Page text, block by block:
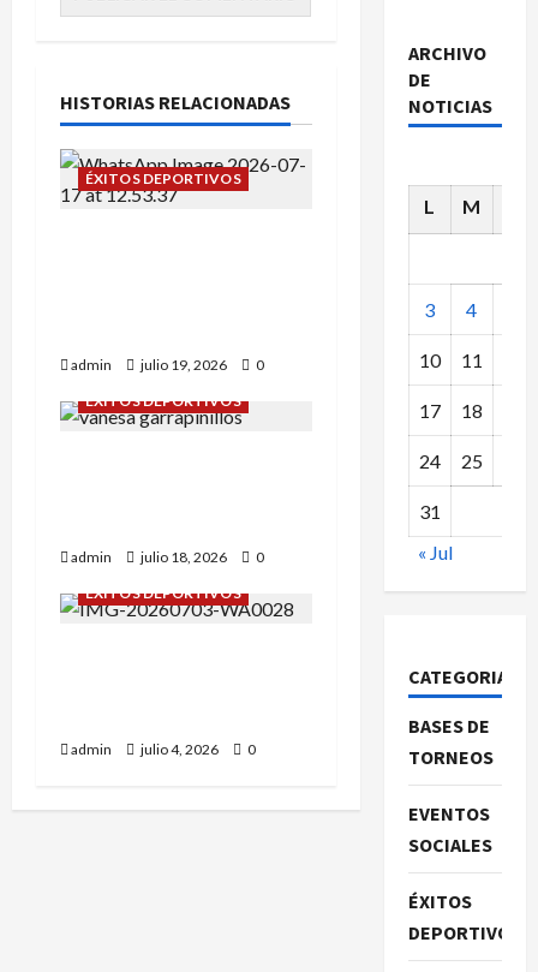
HISTORIAS RELACIONADAS
ÉXITOS DEPORTIVOS
admin julio 19, 2026
0
ÉXITOS DEPORTIVOS
admin julio 18, 2026
0
ÉXITOS DEPORTIVOS
admin julio 4, 2026 0
ARCHIVO
DE
NOTICIAS
L M
3 4
10 11
17 18
24 25
31
« Jul
CATEGORIAS
BASES DE
TORNEOS
EVENTOS
SOCIALES
ÉXITOS
DEPORTIVOS